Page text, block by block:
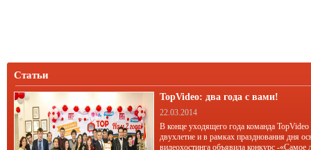
Статьи
TopVideo: два года с вами!
22.03.2014
В конце уходящего года команда TopVideo
двухлетие и в рамках празднования дня
видеохостинга объявила конкурс -«Самое